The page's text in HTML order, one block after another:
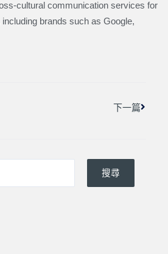
cultural communication services for
brands such as Google,
下一篇
搜尋